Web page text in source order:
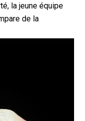
la jeune équipe
de la